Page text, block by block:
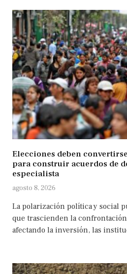
Elecciones deben
para construir acuerdos de
especialista
agosto 8, 2026
La polarización política y social
que trascienden la
afectando la inversión, las